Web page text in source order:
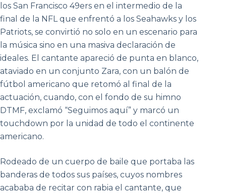
los San Francisco 49ers en el intermedio de la
final de la NFL que enfrentó a los Seahawks y los
Patriots, se convirtió no solo en un escenario para
la música sino en una masiva declaración de
ideales. El cantante apareció de punta en blanco,
ataviado en un conjunto Zara, con un balón de
fútbol americano que retomó al final de la
actuación, cuando, con el fondo de su himno
DTMF, exclamó “Seguimos aquí” y marcó un
touchdown por la unidad de todo el continente
americano.
Rodeado de un cuerpo de baile que portaba las
banderas de todos sus países, cuyos nombres
acababa de recitar con rabia el cantante, que